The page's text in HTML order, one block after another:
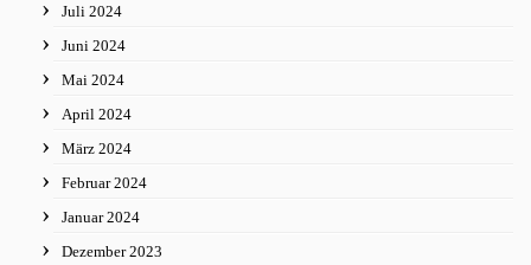
Juli 2024
Juni 2024
Mai 2024
April 2024
März 2024
Februar 2024
Januar 2024
Dezember 2023